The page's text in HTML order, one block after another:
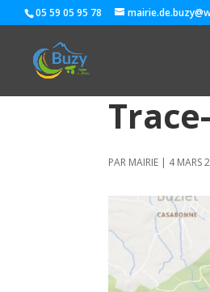
05 59 05 95 78
PAR MAIRIE | 4 MARS